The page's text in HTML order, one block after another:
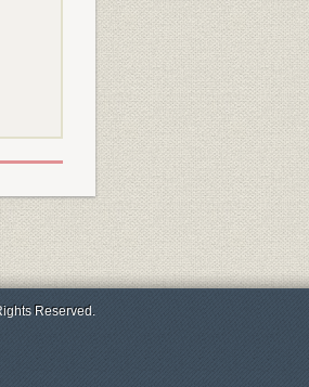
Reserved.